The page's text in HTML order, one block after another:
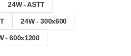
24W - ASTT
24W - 300x600
- 600x1200